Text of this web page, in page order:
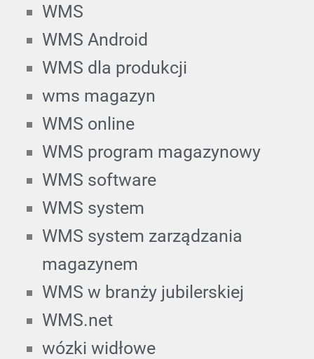
WMS
WMS Android
WMS dla produkcji
wms magazyn
WMS online
WMS program magazynowy
WMS software
WMS system
WMS system zarządzania
magazynem
WMS w branży jubilerskiej
WMS.net
wózki widłowe